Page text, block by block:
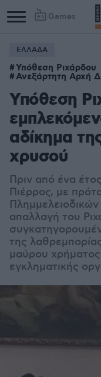
Games
ΕΛΛΑΔΑ
Υπόθεση Ριχάρδου
Ανεξάρτητη Αρχή
Υπόθεση
αδίκημα
χρυσού
Πριν από ένα
Πιέρρος, με
απαλλαγή του
της
μαύρου
εγκληματικής